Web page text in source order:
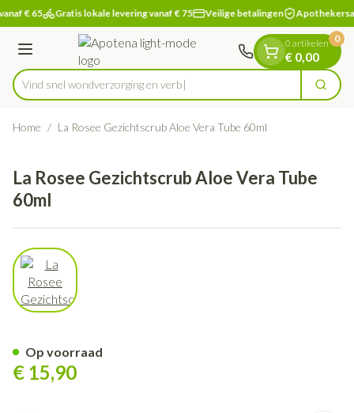
Ga naar de inhoud
1 van 1
€ 65 Gratis lokale levering vanaf € 75 Veilige betalingen
Menu
Product, merk, categorie...
Vind snel wondverzorging Zoek
0 artikelen
€ 0,00
0
Home / La Rosee Gezichtscrub Aloe Vera Tube 60ml
La Rosee Gezichtscrub Aloe Vera Tube
60ml
View larger image
€ 15,90
Op voorraad